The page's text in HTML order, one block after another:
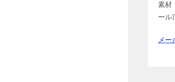
素材
ール
メー